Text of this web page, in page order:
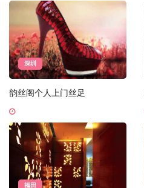
深圳
韵丝阁个人上门丝足
福田